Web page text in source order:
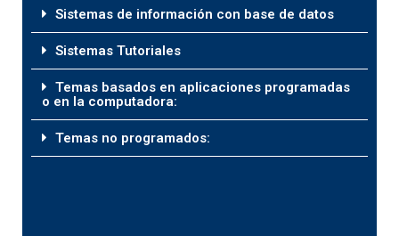
Sistemas de información con base de datos
Sistemas Tutoriales
Temas basados en aplicaciones programadas
o en la computadora:
Temas no programados: